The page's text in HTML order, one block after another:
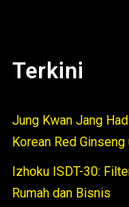
Terkini
Jung Kwan Jang
Korean Red
Izhoku ISDT-30:
Rumah dan Bisnis